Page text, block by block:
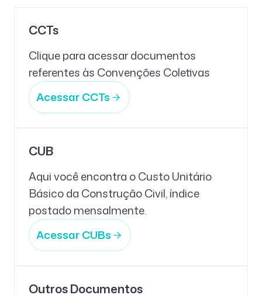
CCTs
Clique para acessar documentos
referentes às Convenções Coletivas
Acessar CCTs
CUB
Aqui você encontra o Custo Unitário
Básico da Construção Civil, índice
postado mensalmente.
Acessar CUBs
Outros Documentos